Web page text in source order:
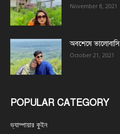
November 8, 2021
অবশেষে ভালোবাসি
October 21, 2021
POPULAR CATEGORY
ভ্যাম্পায়ার কুইন